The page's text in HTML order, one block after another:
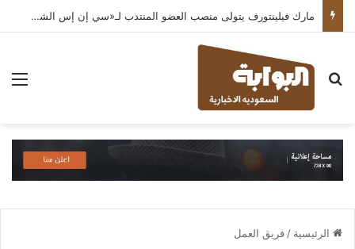
مارك فيلينتورف يتولى منصب العضو المنتدب لـ«سي إن إس الشرق الأوسط» ويشرف على شركات قطاع التكنولوجيا ضمن مجموعة غباش
بحث عن
الرئيسية / فريق العمل